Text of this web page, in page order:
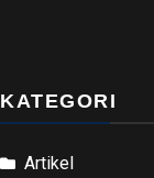
KATEGORI
Artikel